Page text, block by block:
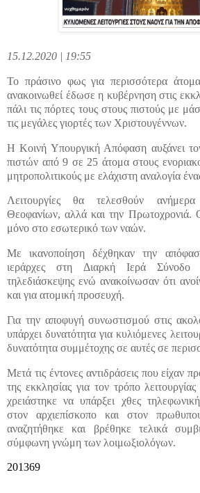
15.12.2020 | 19:55
Το πράσινο φως για περισσότερα
ανακοινωθεί έδωσε η κυβέρνηση στις
πάλι τις πόρτες τους στους πιστούς με
τις μεγάλες γιορτές των Χριστουγέννων.
Η Κοινή Υπουργική Απόφαση αυξάνει
πιστών από 9 σε 25 άτομα στους
μητροπολιτικούς με ελάχιστη αναλογία
Λειτουργίες θα τελεσθούν
Θεοφανίων, αλλά και την Πρωτοχρονιά. Ο
μόνο στο εσωτερικό των ναών.
Με ικανοποίηση δέχθηκαν την
ιεράρχες στη Διαρκή Ιερά
τηλεδιάσκεψης ενώ ανακοίνωσαν ότι
και για ατομική προσευχή.
Για την αποφυγή συνωστισμού στις
υπάρχει δυνατότητα για κυλιόμενες
δυνατότητα συμμέτοχης σε αυτές σε
Μετά τις έντονες αντιδράσεις που είχαν
της εκκλησίας για τον τρόπο
χρειάστηκε να υπάρξει χθες
στον αρχιεπίσκοπο και στον
αναζητήθηκε και βρέθηκε τελικά
σύμφωνη γνώμη των λοιμωξιολόγων.